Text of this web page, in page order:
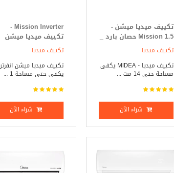
تكييف ميديا ميشن -
Mission 1.5 حصان بارد _
ساخن
تكييف ميديا
تكييف ميديا - MIDEA يكفى
مساحة حتي 14 مت ...
شراء الآن
Mission Inverter -
تكييف ميديا ميشن
انفرتر 1.5 حصان بارد _
ساخن
تكييف ميديا
تكييف ميديا ميشن انفرتر
يكفى حتى مساحة 1 ...
شراء الآن